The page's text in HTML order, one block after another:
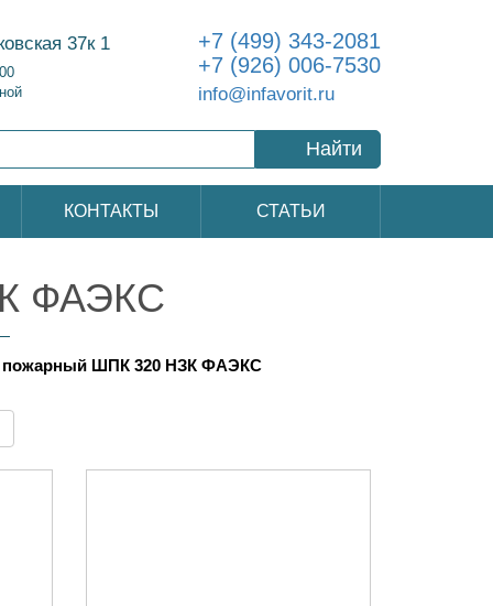
37к 1
+7 (499) 343-2081
+7 (926) 006-7530
info@infavorit.ru
Найти
КОНТАКТЫ СТАТЬИ
ФАЭКС
ШПК 320 НЗК ФАЭКС